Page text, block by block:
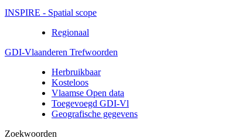
INSPIRE - Spatial scope
Regionaal
GDI-Vlaanderen Trefwoorden
Herbruikbaar
Kosteloos
Vlaamse Open data
Toegevoegd GDI-Vl
Geografische gegevens
Zoekwoorden